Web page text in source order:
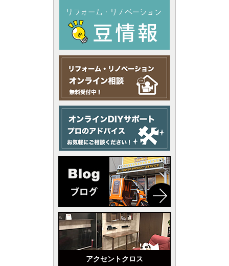
アクセントクロス